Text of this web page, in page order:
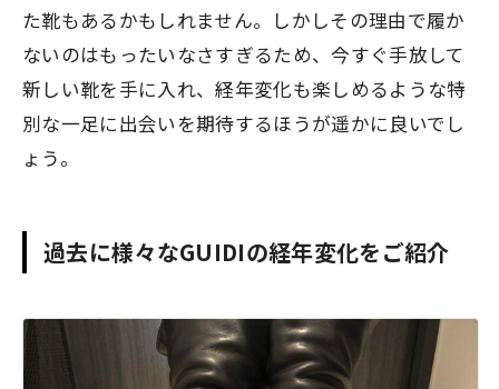
た靴もあるかもしれません。しかしその理由で履か
ないのはもったいなさすぎるため、今すぐ手放して
新しい靴を手に入れ、経年変化も楽しめるような特
別な一足に出会いを期待するほうが遥かに良いでし
ょう。
過去に様々なGUIDIの経年変化をご紹介